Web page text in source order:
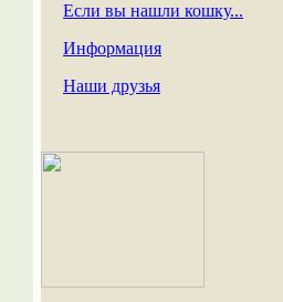
Если вы нашли кошку...
Информация
Наши друзья